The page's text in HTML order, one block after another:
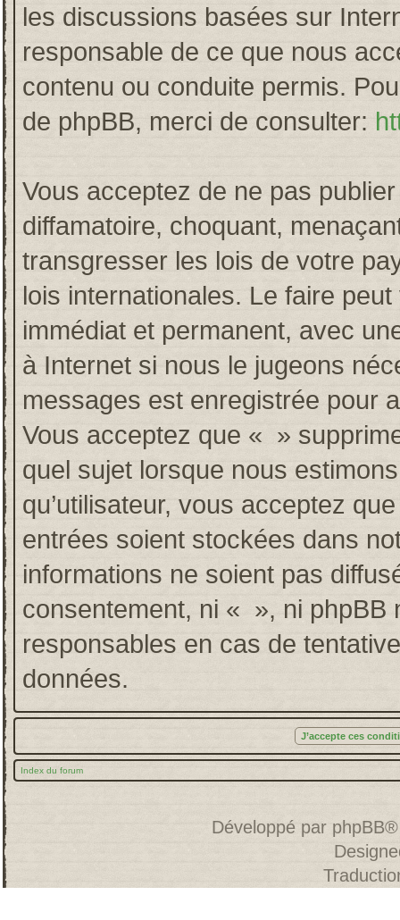
les discussions basées sur
responsable de ce que nous
contenu ou conduite permis.
de phpBB, merci de consulter:
Vous acceptez de ne pas
diffamatoire, choquant,
transgresser les lois de votre
lois internationales. Le faire
immédiat et permanent, avec
à Internet si nous le jugeons
messages est enregistrée pour
Vous acceptez que « »
quel sujet lorsque nous
qu’utilisateur, vous acceptez
entrées soient stockées dans
informations ne soient pas
consentement, ni « », ni phpBB
responsables en cas de
données.
Index du forum
Développé par phpBB®